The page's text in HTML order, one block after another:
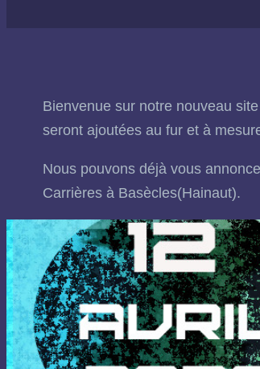
Bienvenue sur notre nouveau
seront ajoutées au fur et à
Nous pouvons déjà vous
Carrières à Basècles(Hainaut).